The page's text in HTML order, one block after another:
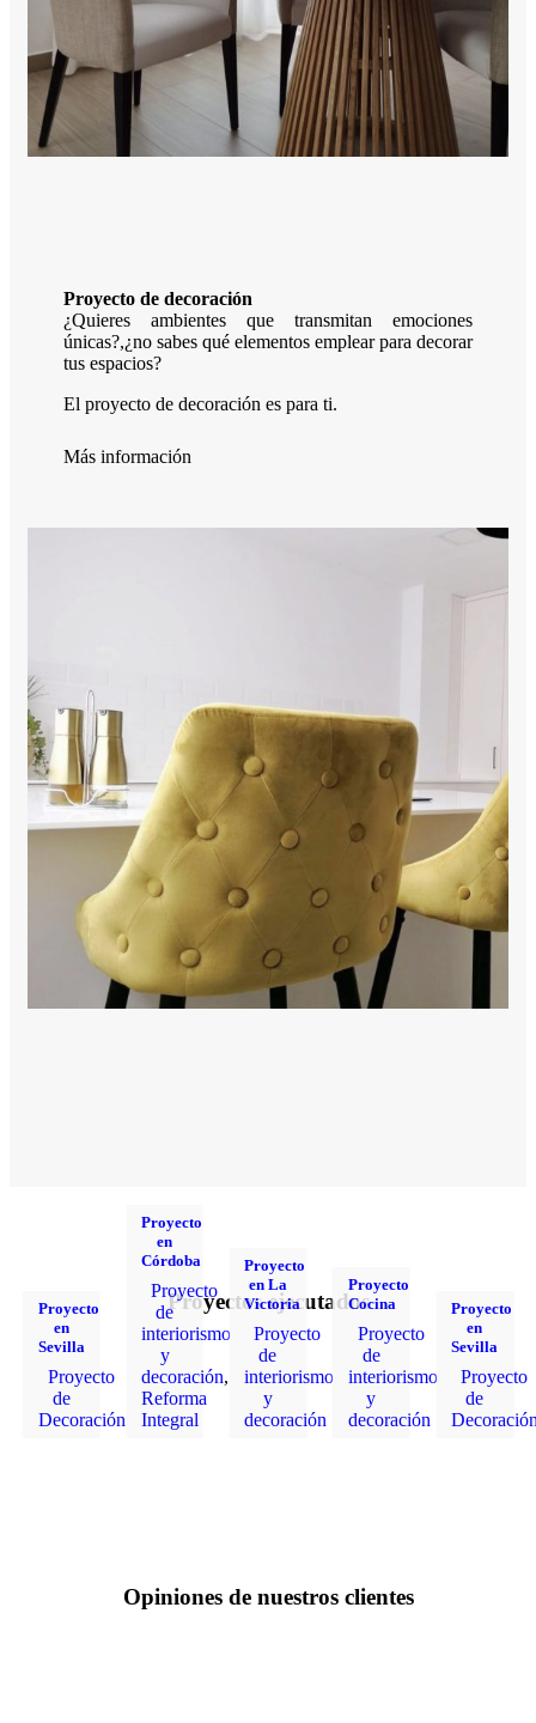
Proyecto de decoración
¿Quieres ambientes que transmitan emociones
únicas?,¿no sabes qué elementos emplear para decorar
tus espacios?
El proyecto de decoración es para ti.
Más información
Proyectos ejecutados
Proyecto
en
Sevilla
Proyecto
de
Decoración
Proyecto
en
Córdoba
Proyecto
de
interiorismo
y
decoración,
Reforma
Integral
Proyecto
en La
Victoria
Proyecto
de
interiorismo
y
decoración
Proyecto
Cocina
Proyecto
de
interiorismo
y
decoración
Proyecto
en
Sevilla
Proyecto
de
Opiniones de nuestros clientes